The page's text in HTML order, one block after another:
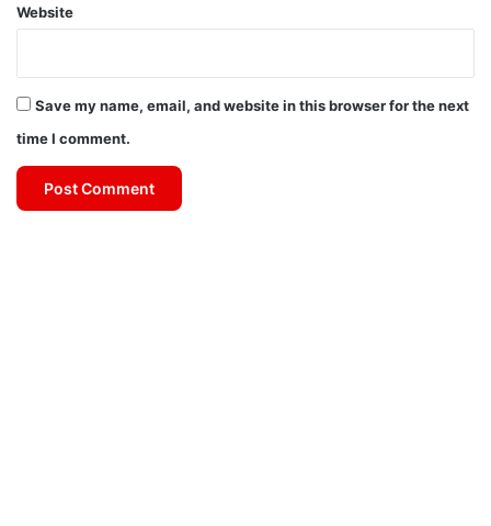
Website
Save my name, email, and website in this browser for the next
time I comment.